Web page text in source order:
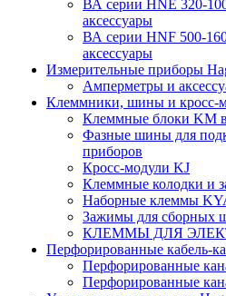
ВА серии HNE 320-
аксессуары
ВА серии HNF 500-
аксессуары
Измерительные приборы
Амперметры и
Клеммники, шины и кросс-
Клеммные блоки KM
Фазные шины для
приборов
Кросс-модули KJ
Клеммные колодки и
Наборные клеммы
Зажимы для сборных
КЛЕММЫ ДЛЯ
Перфорированные кабель-
Перфорированные
Перфорированные